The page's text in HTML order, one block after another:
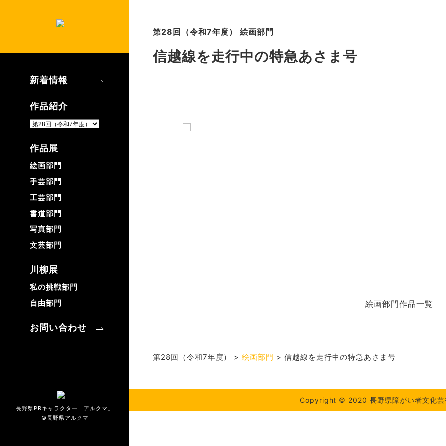
新着情報
作品紹介
作品展
絵画部門
手芸部門
工芸部門
書道部門
写真部門
文芸部門
川柳展
私の挑戦部門
自由部門
お問い合わせ
長野県PRキャラクター「アルクマ」
©長野県アルクマ
第28回（令和7年度） 絵画部門
信越線を走行中の特急あさま号
絵画部門作品一覧
第28回（令和7年度） > 絵画部門 > 信越線を走行中の特急あさま号
Copyright © 2020 長野県障がい者文化芸